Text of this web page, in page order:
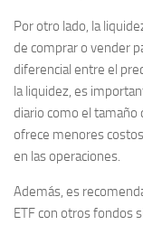
Por otro lado, la
de comprar o vender
diferencial entre el
la liquidez, es
diario como el tamaño
ofrece menores
en las operaciones.
Además, es
ETF con otros fondos